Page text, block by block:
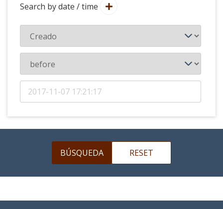
Search by date / time